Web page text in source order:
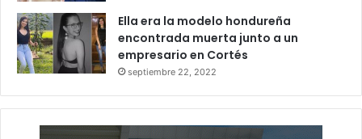
Ella era la modelo hondureña
encontrada muerta junto a un
empresario en Cortés
septiembre 22, 2022